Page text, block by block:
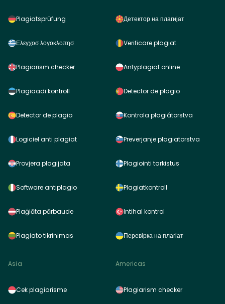
Plagiatsprüfung
Ελεγχοσ λογοκλοπησ
Plagiarism checker
Plagiaadi kontroll
Detector de plagio
Logiciel anti plagiat
Provjera plagijata
Software antiplagio
Plaģiāta pārbaude
Plagiato tikrinimas
Детектор на плагијат
Verificare plagiat
Antyplagiat online
Detector de plagio
Kontrola plagiátorstva
Preverjanje plagiatorstva
Plagiointi tarkistus
Plagiatkontroll
Intihal kontrol
Перевірка на плагіат
Asia
Cek plagiarisme
Americas
Plagiarism checker